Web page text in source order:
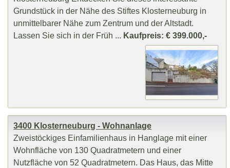
Grundstück in der Nähe des Stiftes Klosterneuburg in
unmittelbarer Nähe zum Zentrum und der Altstadt.
Lassen Sie sich in der Früh ... Kaufpreis: € 399.000,-
3400 Klosterneuburg - Wohnanlage
Zweistöckiges Einfamilienhaus in Hanglage mit einer
Wohnfläche von 130 Quadratmetern und einer
Nutzfläche von 52 Quadratmetern. Das Haus, das Mitte